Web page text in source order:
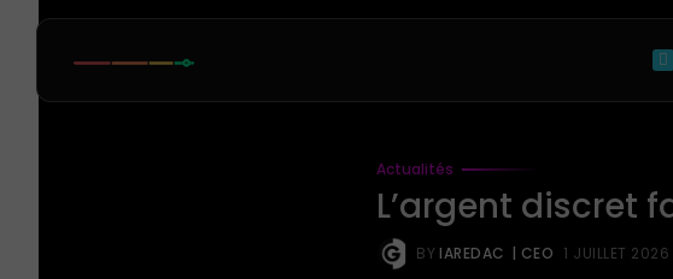
Actualités
L’argent discret
BY IAREDAC | CEO 1 JUILLET 2026